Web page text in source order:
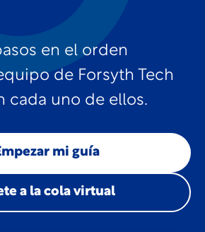
en el orden
de Forsyth Tech
cada uno de ellos.
mi guía
a la cola virtual